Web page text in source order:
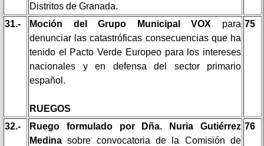
Distritos de Granada.
31.- Moción del Grupo Municipal VOX para
denunciar las catastróficas consecuencias que ha
tenido el Pacto Verde Europeo para los intereses
nacionales y en defensa del sector primario
español.
RUEGOS
75
32.-
Ruego formulado por Dña. Nuria Gutiérrez
Medina sobre convocatoria de la Comisión de
76